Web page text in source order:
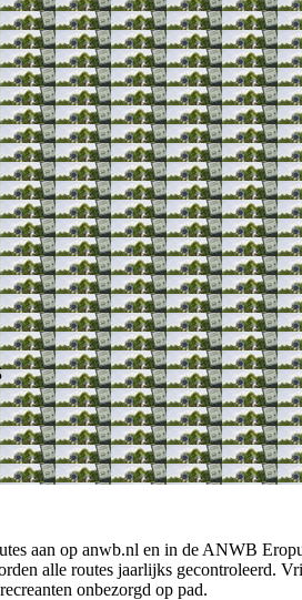
aan op anwb.nl en in de ANWB
alle routes jaarlijks
onbezorgd op pad.